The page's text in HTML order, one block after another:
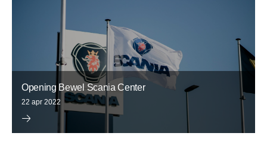
Opening Bewel Scania Center
22 apr 2022